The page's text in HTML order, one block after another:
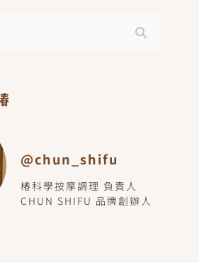
@chun_shifu
椿科學按摩調理 負責人
CHUN SHIFU 品牌創辦人